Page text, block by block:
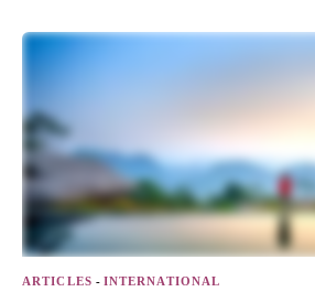
ARTICLES - INTERNATIONAL